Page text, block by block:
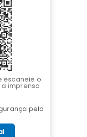
escaneie o
imprensa
pelo